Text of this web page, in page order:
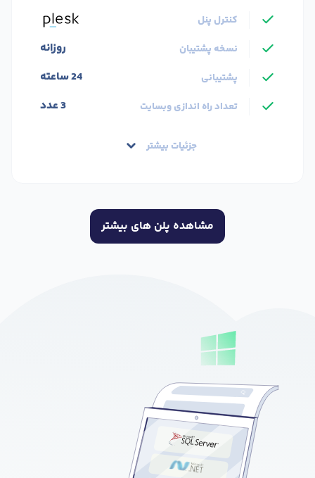
کنترل پنل
نسخه پشتیبان
روزانه
پشتیبانی 24 ساعته
تعداد راه اندازی وبسایت 3 عدد
جزئیات بیشتر
مشاهده پلن های بیشتر